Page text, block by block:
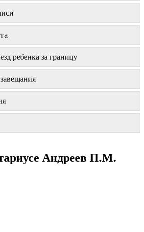
ребенка за границу
Андреев П.М.